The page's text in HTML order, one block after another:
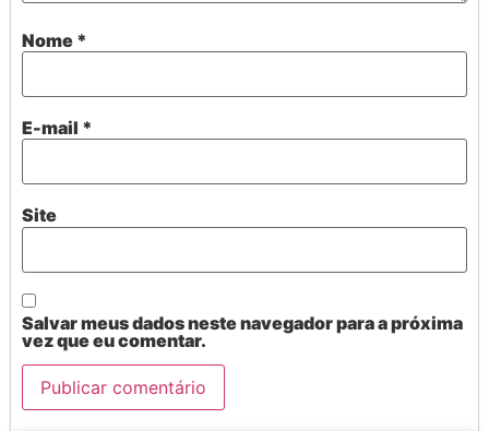
Nome *
E-mail *
Site
Salvar meus dados neste navegador para a próxima
vez que eu comentar.